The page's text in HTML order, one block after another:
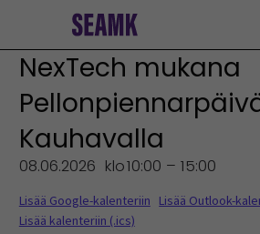
NexTech mukana
Kauhavalla
08.06.2026 klo10:00 – 15:00
Lisää Google-kalenteriin
Lisää Outlook-
Lisää kalenteriin (.ics)